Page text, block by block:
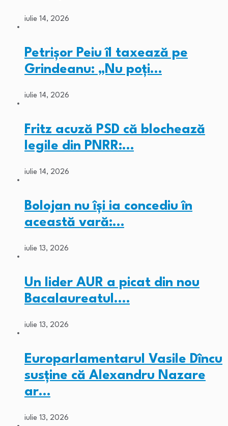
iulie 14, 2026
Petrișor Peiu îl taxează pe
Grindeanu: „Nu poți…
iulie 14, 2026
Fritz acuză PSD că blochează
legile din PNRR:…
iulie 14, 2026
Bolojan nu își ia concediu în
această vară:…
iulie 13, 2026
Un lider AUR a picat din nou
Bacalaureatul.…
iulie 13, 2026
Europarlamentarul Vasile Dîncu
susține că Alexandru Nazare
ar…
iulie 13, 2026